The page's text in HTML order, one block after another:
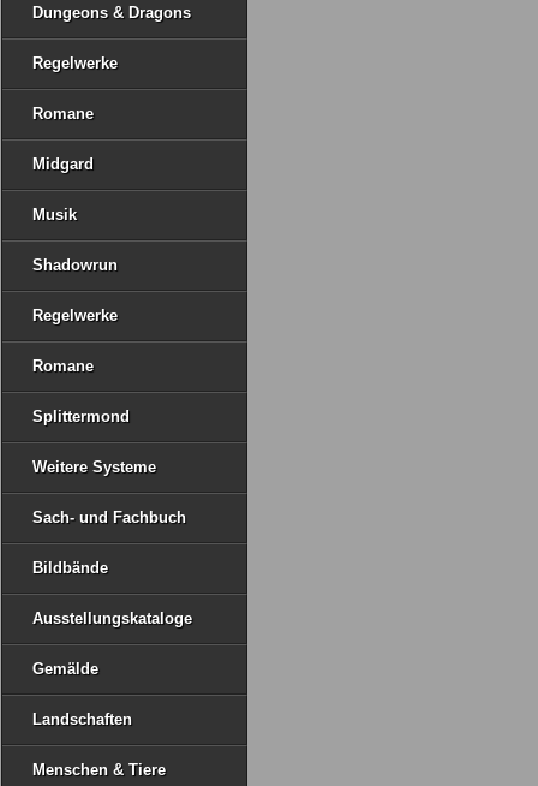
Dungeons & Dragons
Regelwerke
Romane
Midgard
Musik
Shadowrun
Regelwerke
Romane
Splittermond
Weitere Systeme
Sach- und Fachbuch
Bildbände
Ausstellungskataloge
Gemälde
Landschaften
Menschen & Tiere